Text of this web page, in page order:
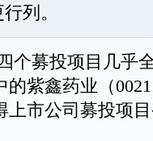
列。
个募投项目几乎
紫鑫药业（
上市公司募投项